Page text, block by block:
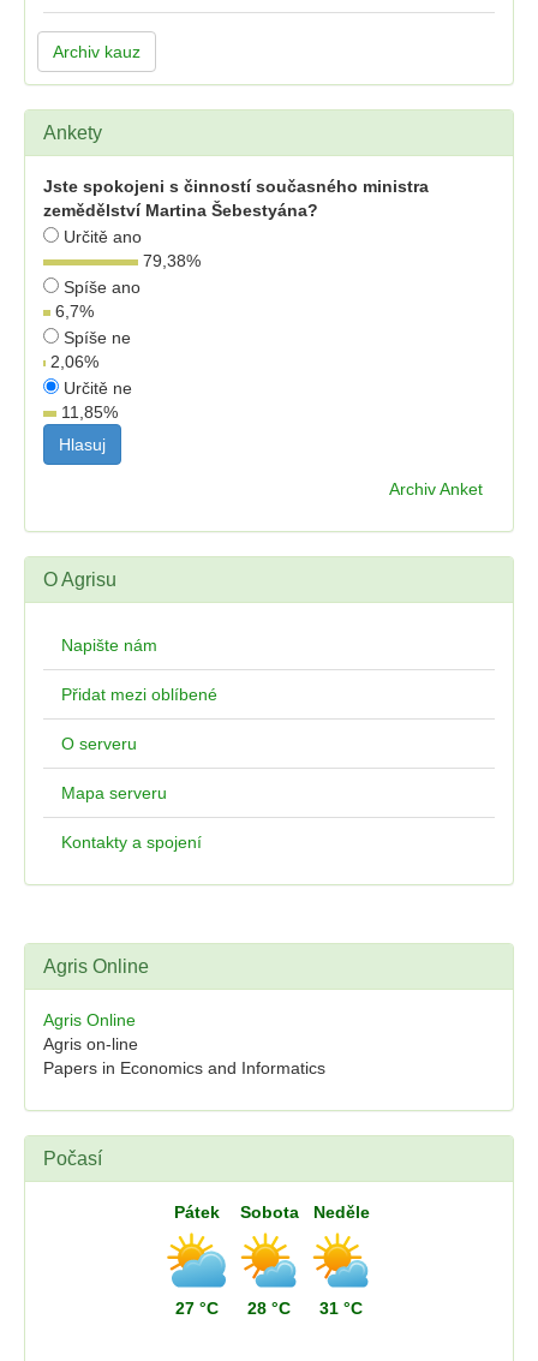
Archiv kauz
Ankety
Jste spokojeni s činností současného ministra
zemědělství Martina Šebestyána?
Určitě ano
79,38%
Spíše ano
6,7%
Spíše ne
2,06%
Určitě ne
11,85%
Archiv Anket
O Agrisu
Napište nám
Přidat mezi oblíbené
O serveru
Mapa serveru
Kontakty a spojení
Agris Online
Agris Online
Agris on-line
Papers in Economics and Informatics
Počasí
Pátek
27 °C
Sobota
28 °C
Neděle
31 °C